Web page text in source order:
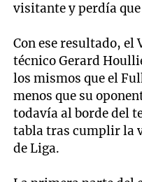
visitante y perdía
Con ese resultado,
técnico Gerard
los mismos que el
menos que su
todavía al borde del
tabla tras cumplir la
de Liga.